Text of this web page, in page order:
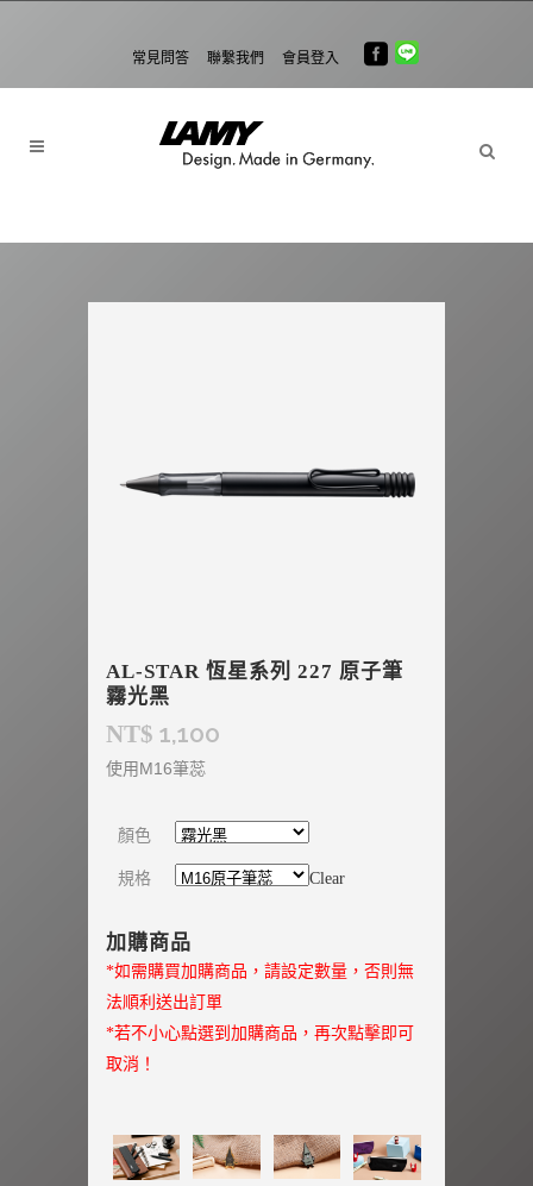
常見問答 聯繫我們 會員登入
AL-STAR 恆星系列 227 原子筆
霧光黑
NT$ 1,100
使用M16筆蕊
顏色
規格 Clear
加購商品
*如需購買加購商品，請設定數量，否則無
法順利送出訂單
*若不小心點選到加購商品，再次點擊即可
取消！